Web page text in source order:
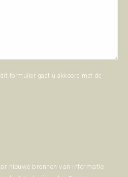
formulier gaat u akkoord met de
nieuwe bronnen van informatie